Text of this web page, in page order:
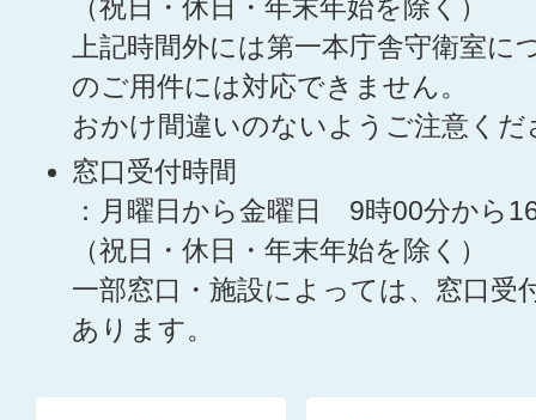
（祝日・休日・年末年始を除く）
上記時間外には第一本庁舎守衛室に
のご用件には対応できません。
おかけ間違いのないようご注意くだ
窓口受付時間
：月曜日から金曜日 9時00分から
（祝日・休日・年末年始を除く）
一部窓口・施設によっては、窓口受
あります。